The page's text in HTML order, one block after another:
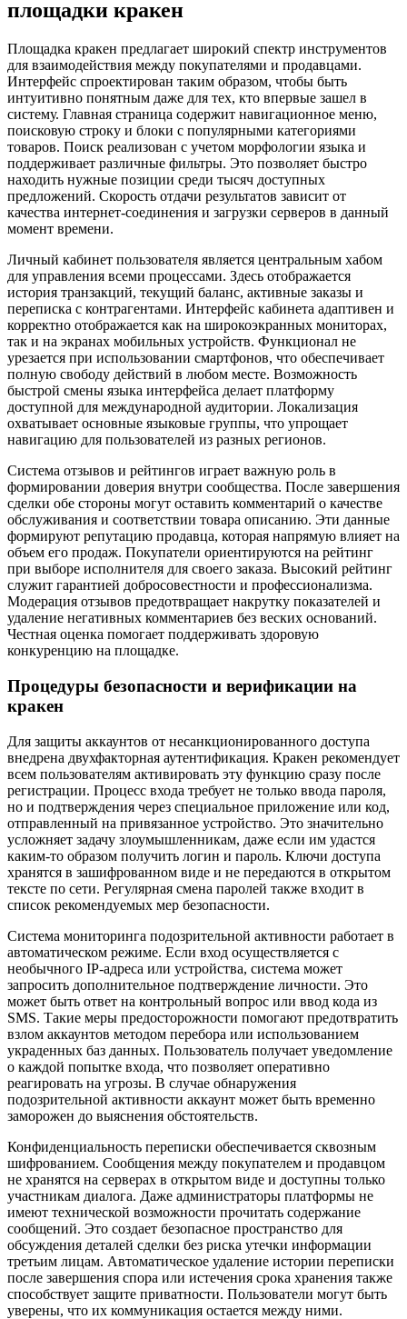
площадки кракен
Площадка кракен предлагает широкий спектр инструментов
для взаимодействия между покупателями и продавцами.
Интерфейс спроектирован таким образом, чтобы быть
интуитивно понятным даже для тех, кто впервые зашел в
систему. Главная страница содержит навигационное меню,
поисковую строку и блоки с популярными категориями
товаров. Поиск реализован с учетом морфологии языка и
поддерживает различные фильтры. Это позволяет быстро
находить нужные позиции среди тысяч доступных
предложений. Скорость отдачи результатов зависит от
качества интернет-соединения и загрузки серверов в данный
момент времени.
Личный кабинет пользователя является центральным хабом
для управления всеми процессами. Здесь отображается
история транзакций, текущий баланс, активные заказы и
переписка с контрагентами. Интерфейс кабинета адаптивен и
корректно отображается как на широкоэкранных мониторах,
так и на экранах мобильных устройств. Функционал не
урезается при использовании смартфонов, что обеспечивает
полную свободу действий в любом месте. Возможность
быстрой смены языка интерфейса делает платформу
доступной для международной аудитории. Локализация
охватывает основные языковые группы, что упрощает
навигацию для пользователей из разных регионов.
Система отзывов и рейтингов играет важную роль в
формировании доверия внутри сообщества. После завершения
сделки обе стороны могут оставить комментарий о качестве
обслуживания и соответствии товара описанию. Эти данные
формируют репутацию продавца, которая напрямую влияет на
объем его продаж. Покупатели ориентируются на рейтинг
при выборе исполнителя для своего заказа. Высокий рейтинг
служит гарантией добросовестности и профессионализма.
Модерация отзывов предотвращает накрутку показателей и
удаление негативных комментариев без веских оснований.
Честная оценка помогает поддерживать здоровую
конкуренцию на площадке.
Процедуры безопасности и верификации на
кракен
Для защиты аккаунтов от несанкционированного доступа
внедрена двухфакторная аутентификация. Кракен рекомендует
всем пользователям активировать эту функцию сразу после
регистрации. Процесс входа требует не только ввода пароля,
но и подтверждения через специальное приложение или код,
отправленный на привязанное устройство. Это значительно
усложняет задачу злоумышленникам, даже если им удастся
каким-то образом получить логин и пароль. Ключи доступа
хранятся в зашифрованном виде и не передаются в открытом
тексте по сети. Регулярная смена паролей также входит в
список рекомендуемых мер безопасности.
Система мониторинга подозрительной активности работает в
автоматическом режиме. Если вход осуществляется с
необычного IP-адреса или устройства, система может
запросить дополнительное подтверждение личности. Это
может быть ответ на контрольный вопрос или ввод кода из
SMS. Такие меры предосторожности помогают предотвратить
взлом аккаунтов методом перебора или использованием
украденных баз данных. Пользователь получает уведомление
о каждой попытке входа, что позволяет оперативно
реагировать на угрозы. В случае обнаружения
подозрительной активности аккаунт может быть временно
заморожен до выяснения обстоятельств.
Конфиденциальность переписки обеспечивается сквозным
шифрованием. Сообщения между покупателем и продавцом
не хранятся на серверах в открытом виде и доступны только
участникам диалога. Даже администраторы платформы не
имеют технической возможности прочитать содержание
сообщений. Это создает безопасное пространство для
обсуждения деталей сделки без риска утечки информации
третьим лицам. Автоматическое удаление истории переписки
после завершения спора или истечения срока хранения также
способствует защите приватности. Пользователи могут быть
уверены, что их коммуникация остается между ними.